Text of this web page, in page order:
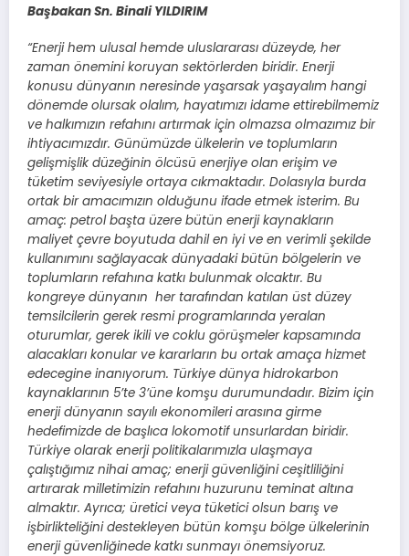
Başbakan Sn. Binali YILDIRIM
“Enerji hem ulusal hemde uluslararası düzeyde, her
zaman önemini koruyan sektörlerden biridir. Enerji
konusu dünyanın neresinde yaşarsak yaşayalım hangi
dönemde olursak olalım, hayatımızı idame ettirebilmemiz
ve halkımızın refahını artırmak için olmazsa olmazımız bir
ihtiyacımızdır. Günümüzde ülkelerin ve toplumların
gelişmişlik düzeğinin ölcüsü enerjiye olan erişim ve
tüketim seviyesiyle ortaya cıkmaktadır. Dolasıyla burda
ortak bir amacımızın olduğunu ifade etmek isterim. Bu
amaç: petrol başta üzere bütün enerji kaynakların
maliyet çevre boyutuda dahil en iyi ve en verimli şekilde
kullanımını sağlayacak dünyadaki bütün bölgelerin ve
toplumların refahına katkı bulunmak olcaktır. Bu
kongreye dünyanın her tarafından katılan üst düzey
temsilcilerin gerek resmi programlarında yeralan
oturumlar, gerek ikili ve coklu görüşmeler kapsamında
alacakları konular ve kararların bu ortak amaça hizmet
edecegine inanıyorum. Türkiye dünya hidrokarbon
kaynaklarının 5’te 3’üne komşu durumundadır. Bizim için
enerji dünyanın sayılı ekonomileri arasına girme
hedefimizde de başlıca lokomotif unsurlardan biridir.
Türkiye olarak enerji politikalarımızla ulaşmaya
çalıştığımız nihai amaç; enerji güvenliğini ceşitliliğini
artırarak milletimizin refahını huzurunu teminat altına
almaktır. Ayrıca; üretici veya tüketici olsun barış ve
işbirlikteliğini destekleyen bütün komşu bölge ülkelerinin
enerji güvenliğinede katkı sunmayı önemsiyoruz.